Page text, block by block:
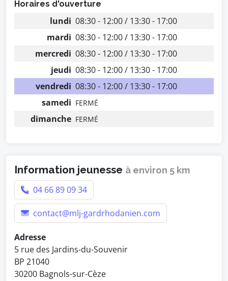
Horaires d'ouverture
lundi 08:30 - 12:00 / 13:30 - 17:00
mardi 08:30 - 12:00 / 13:30 - 17:00
mercredi 08:30 - 12:00 / 13:30 - 17:00
jeudi 08:30 - 12:00 / 13:30 - 17:00
vendredi 08:30 - 12:00 / 13:30 - 17:00
samedi FERMÉ
dimanche FERMÉ
Information jeunesse à environ 5 km
04 66 89 09 34
contact@mlj-gardrhodanien.com
Adresse
5 rue des Jardins-du-Souvenir
BP 21040
30200 Bagnols-sur-Cèze